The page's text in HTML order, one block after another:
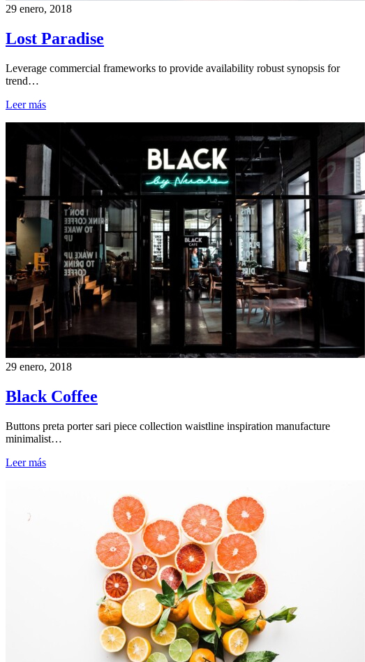
29 enero, 2018
Lost Paradise
Leverage commercial frameworks to provide availability robust synopsis for
trend…
Leer más
29 enero, 2018
Black Coffee
Buttons preta porter sari piece collection waistline inspiration manufacture
minimalist…
Leer más